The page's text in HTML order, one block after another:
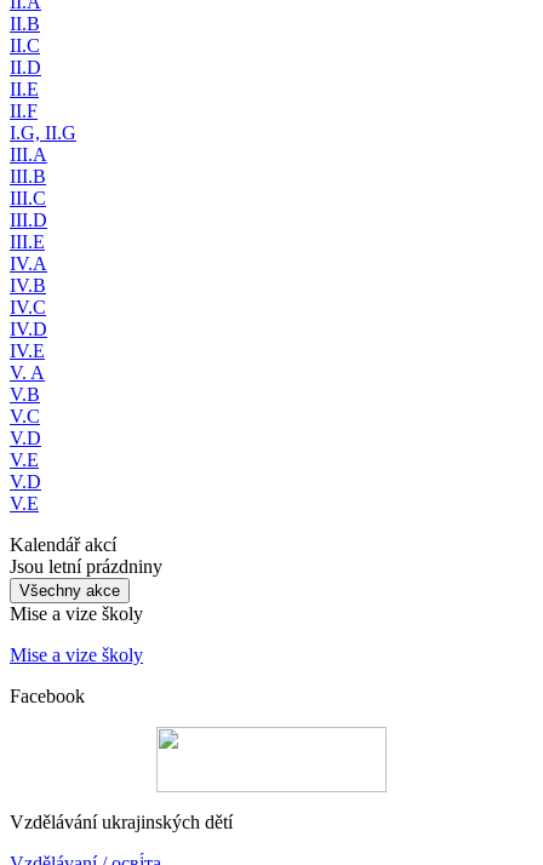
II.B
II.C
II.D
II.E
II.F
I.G, II.G
III.A
III.B
III.C
III.D
III.E
IV.A
IV.B
IV.C
IV.D
IV.E
V. A
V.B
V.C
V.D
V.E
V.D
V.E
Kalendář akcí
Jsou letní prázdniny
Všechny akce
Mise a vize školy
Mise a vize školy
Facebook
Vzdělávání ukrajinských dětí